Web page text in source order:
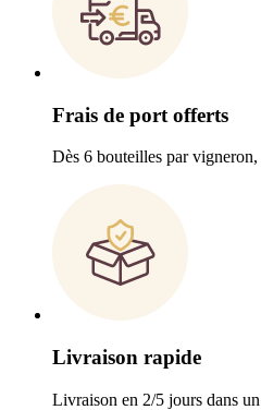
Frais de port offerts
Dès 6 bouteilles par vigneron,
Livraison rapide
Livraison en 2/5 jours dans